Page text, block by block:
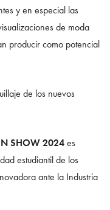
y en especial las
de moda
producir como potencial
de los nuevos
SHOW 2024es
estudiantil de los
ante la Industria